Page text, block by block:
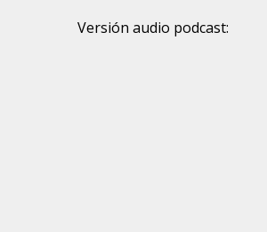
Versión audio podcast: